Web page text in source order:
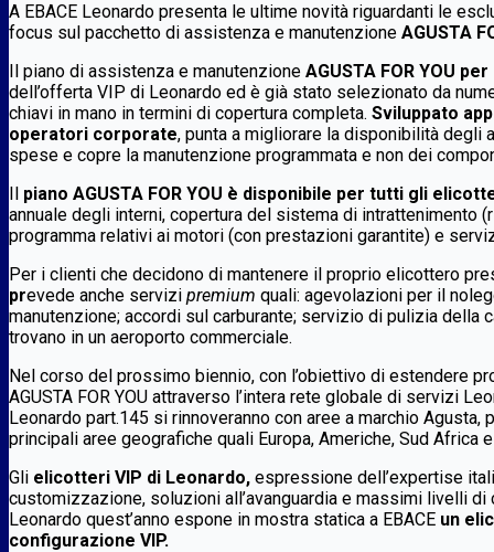
A EBACE Leonardo presenta le ultime novità riguardanti le
focus sul pacchetto di assistenza e manutenzione AGUSTA
Il piano di assistenza e manutenzione AGUSTA FOR YOU
dell’offerta VIP di Leonardo ed è già stato selezionato da
chiavi in mano in termini di copertura completa. Sviluppato
operatori corporate, punta a migliorare la disponibilità degli
spese e copre la manutenzione programmata e non dei
Il piano AGUSTA FOR YOU è disponibile per tutti gli
annuale degli interni, copertura del sistema di intrattenimento
programma relativi ai motori (con prestazioni garantite) e
Per i clienti che decidono di mantenere il proprio elicottero
prevede anche servizi premium quali: agevolazioni per il
manutenzione; accordi sul carburante; servizio di pulizia della
trovano in un aeroporto commerciale.
Nel corso del prossimo biennio, con l’obiettivo di estendere
AGUSTA FOR YOU attraverso l’intera rete globale di servizi
Leonardo part.145 si rinnoveranno con aree a marchio
principali aree geografiche quali Europa, Americhe, Sud Africa
Gli elicotteri VIP di Leonardo, espressione dell’expertise
customizzazione, soluzioni all’avanguardia e massimi livelli
Leonardo quest’anno espone in mostra statica a EBACE un
configurazione VIP.